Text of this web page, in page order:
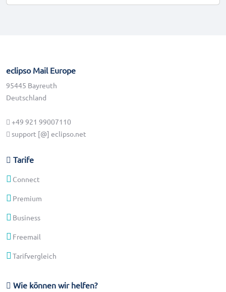
eclipso Mail Europe
95445 Bayreuth
Deutschland
+49 921 99007110
support [@] eclipso.net
Tarife
Connect
Premium
Business
Freemail
Tarifvergleich
Wie können wir helfen?